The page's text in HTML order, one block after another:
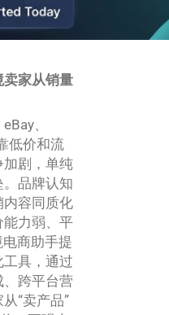
卖家从销量
、
低价和流
剧，单纯
品牌认知
内容同质化
力弱、平
商助手提
具，通过
跨平台营
“卖产品”